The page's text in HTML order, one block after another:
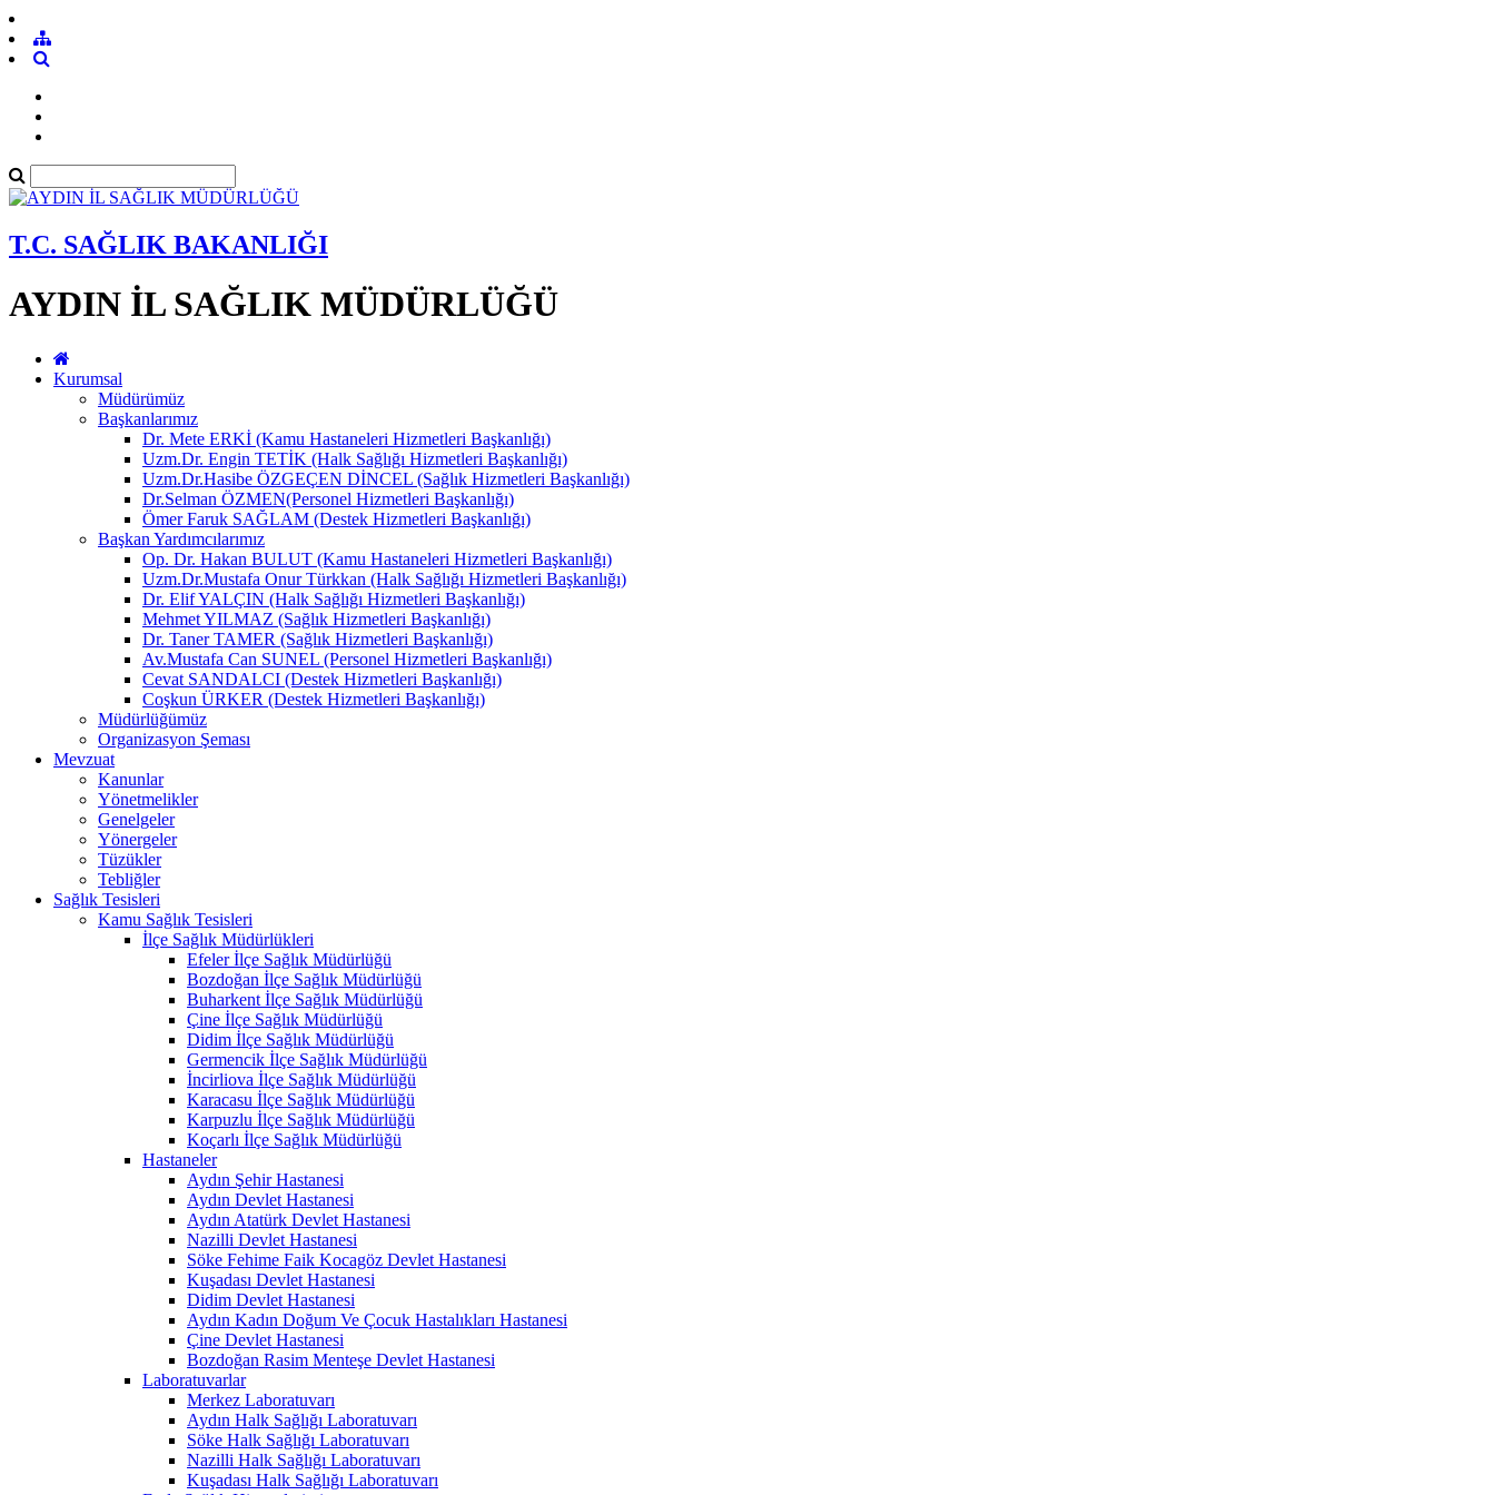
T.C. SAĞLIK BAKANLIĞI
AYDIN İL SAĞLIK MÜDÜRLÜĞÜ
Kurumsal
Müdürümüz
Başkanlarımız
Dr. Mete ERKİ (Kamu Hastaneleri Hizmetleri Başkanlığı)
Uzm.Dr. Engin TETİK (Halk Sağlığı Hizmetleri Başkanlığı)
Uzm.Dr.Hasibe ÖZGEÇEN DİNCEL (Sağlık Hizmetleri Başkanlığı)
Dr.Selman ÖZMEN(Personel Hizmetleri Başkanlığı)
Ömer Faruk SAĞLAM (Destek Hizmetleri Başkanlığı)
Başkan Yardımcılarımız
Op. Dr. Hakan BULUT (Kamu Hastaneleri Hizmetleri Başkanlığı)
Uzm.Dr.Mustafa Onur Türkkan (Halk Sağlığı Hizmetleri Başkanlığı)
Dr. Elif YALÇIN (Halk Sağlığı Hizmetleri Başkanlığı)
Mehmet YILMAZ (Sağlık Hizmetleri Başkanlığı)
Dr. Taner TAMER (Sağlık Hizmetleri Başkanlığı)
Av.Mustafa Can SUNEL (Personel Hizmetleri Başkanlığı)
Cevat SANDALCI (Destek Hizmetleri Başkanlığı)
Coşkun ÜRKER (Destek Hizmetleri Başkanlığı)
Müdürlüğümüz
Organizasyon Şeması
Mevzuat
Kanunlar
Yönetmelikler
Genelgeler
Yönergeler
Tüzükler
Tebliğler
Sağlık Tesisleri
Kamu Sağlık Tesisleri
İlçe Sağlık Müdürlükleri
Efeler İlçe Sağlık Müdürlüğü
Bozdoğan İlçe Sağlık Müdürlüğü
Buharkent İlçe Sağlık Müdürlüğü
Çine İlçe Sağlık Müdürlüğü
Didim İlçe Sağlık Müdürlüğü
Germencik İlçe Sağlık Müdürlüğü
İncirliova İlçe Sağlık Müdürlüğü
Karacasu İlçe Sağlık Müdürlüğü
Karpuzlu İlçe Sağlık Müdürlüğü
Koçarlı İlçe Sağlık Müdürlüğü
Hastaneler
Aydın Şehir Hastanesi
Aydın Devlet Hastanesi
Aydın Atatürk Devlet Hastanesi
Nazilli Devlet Hastanesi
Söke Fehime Faik Kocagöz Devlet Hastanesi
Kuşadası Devlet Hastanesi
Didim Devlet Hastanesi
Aydın Kadın Doğum Ve Çocuk Hastalıkları Hastanesi
Çine Devlet Hastanesi
Bozdoğan Rasim Menteşe Devlet Hastanesi
Laboratuvarlar
Merkez Laboratuvarı
Aydın Halk Sağlığı Laboratuvarı
Söke Halk Sağlığı Laboratuvarı
Nazilli Halk Sağlığı Laboratuvarı
Kuşadası Halk Sağlığı Laboratuvarı